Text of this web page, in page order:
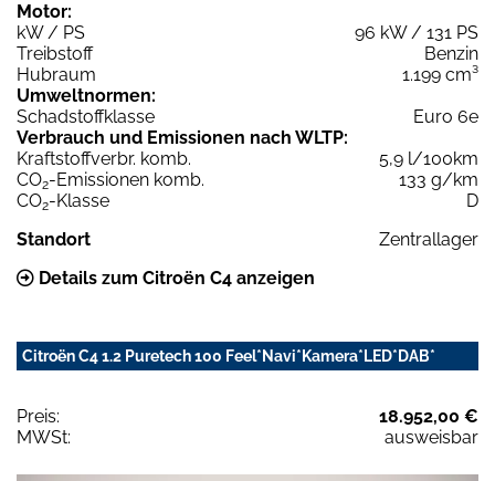
Motor:
kW / PS
96 kW / 131 PS
Treibstoff
Benzin
Hubraum
1.199 cm³
Umweltnormen:
Schadstoffklasse
Euro 6e
Verbrauch und Emissionen nach WLTP:
Kraftstoffverbr. komb.
5,9 l/100km
CO2-Emissionen komb.
133 g/km
CO2-Klasse
D
Standort
Zentrallager
Details zum Citroën C4 anzeigen
Citroën C4 1.2 Puretech 100 Feel*Navi*Kamera*LED*DAB*
Preis:
18.952,00 €
MWSt:
ausweisbar